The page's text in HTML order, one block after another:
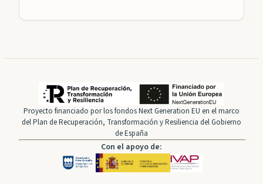
Proyecto financiado por los fondos Next Generation EU en el marco
del Plan de Recuperación, Transformación y Resiliencia del Gobierno
de España
Con el apoyo de: